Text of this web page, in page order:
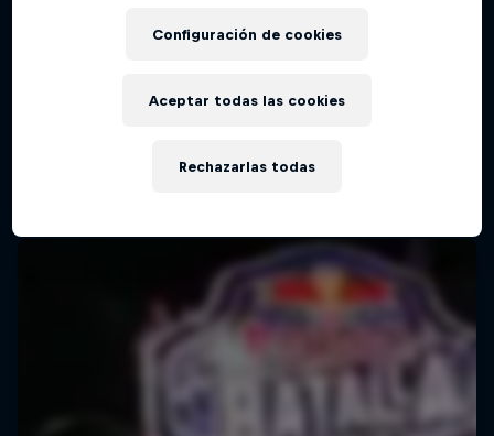
Configuración de cookies
Rechazarlas todas
Aceptar todas las cookies